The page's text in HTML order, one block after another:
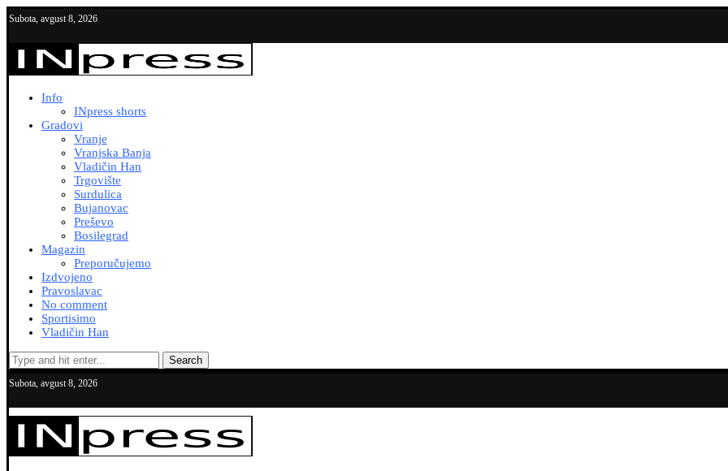
Subota, avgust 8, 2026
Info
INpress shorts
Gradovi
Vranje
Vranjska Banja
Vladičin Han
Trgovište
Surdulica
Bujanovac
Preševo
Bosilegrad
Magazin
Preporučujemo
Izdvojeno
Pravoslavac
No comment
Sportisimo
Vladičin Han
Search
Subota, avgust 8, 2026